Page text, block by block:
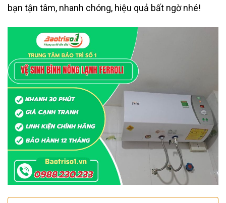
bạn tận tâm, nhanh chóng, hiệu quả bất ngờ nhé!